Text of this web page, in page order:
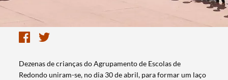
Dezenas de crianças do Agrupamento de Escolas de
Redondo uniram-se, no dia 30 de abril, para formar um laço